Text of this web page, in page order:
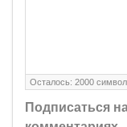
Осталось: 2000
Подписаться